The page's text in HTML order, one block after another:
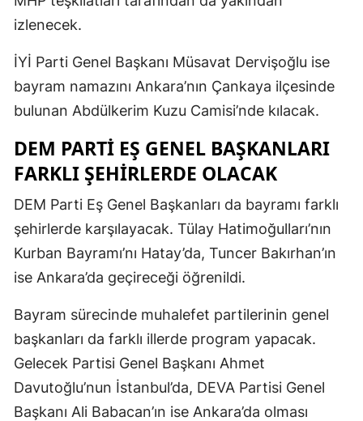
izlenecek.
İYİ Parti Genel Başkanı Müsavat Dervişoğlu ise
bayram namazını Ankara’nın Çankaya ilçesinde
bulunan Abdülkerim Kuzu Camisi’nde kılacak.
DEM PARTI EŞ GENEL BAŞKANLARI
FARKLI ŞEHIRLERDE OLACAK
DEM Parti Eş Genel Başkanları da bayramı farklı
şehirlerde karşılayacak. Tülay Hatimoğulları’nın
Kurban Bayramı’nı Hatay’da, Tuncer Bakırhan’ın
ise Ankara’da geçireceği öğrenildi.
Bayram sürecinde muhalefet partilerinin genel
başkanları da farklı illerde program yapacak.
Gelecek Partisi Genel Başkanı Ahmet
Davutoğlu’nun İstanbul’da, DEVA Partisi Genel
Başkanı Ali Babacan’ın ise Ankara’da olması